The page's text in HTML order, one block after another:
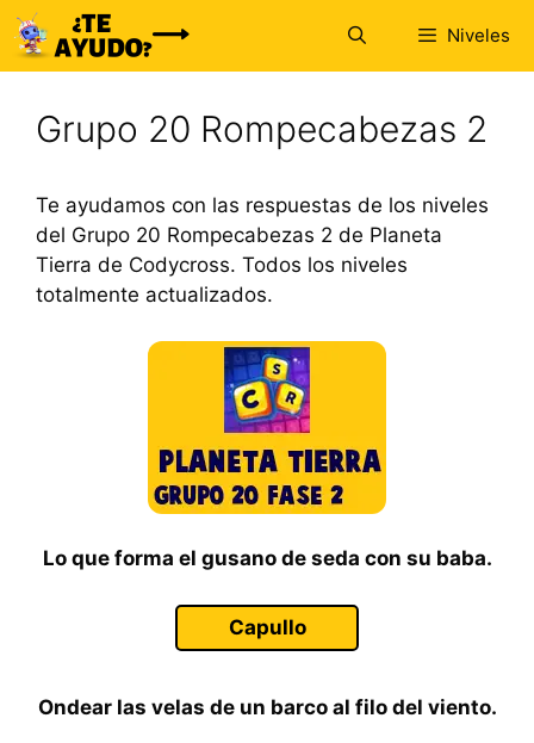
Saltar
al
contenido
Niveles
Grupo 20 Rompecabezas 2
Te ayudamos con las respuestas de los niveles
del Grupo 20 Rompecabezas 2 de Planeta
Tierra de Codycross. Todos los niveles
totalmente actualizados.
Lo que forma el gusano de seda con su baba.
Capullo
Ondear las velas de un barco al filo del viento.